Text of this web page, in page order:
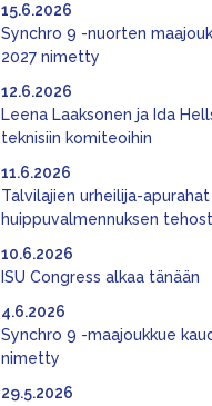
Synchro 9 -nuorten
2027 nimetty
15.6.2026
Leena Laaksonen ja Ida
teknisiin komiteoihin
12.6.2026
Talvilajien urheilija-
huippuvalmennuksen
11.6.2026
ISU Congress alkaa tänään
10.6.2026
Synchro 9 -maajoukkue
nimetty
4.6.2026
29.5.2026